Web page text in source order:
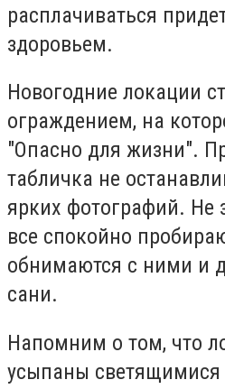
расплачиваться
здоровьем.
Новогодние локации
ограждением, на
"Опасно для жизни".
табличка не
ярких фотографий. Не
все спокойно
обнимаются с ними и
сани.
Напомним о том, что
усыпаны